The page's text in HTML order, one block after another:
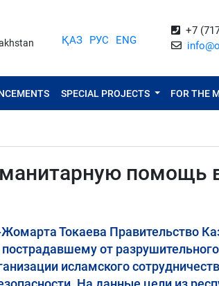
ҚАЗ РУС ENG
+7
SPECIAL PROJECTS FOR THE
помощь
Токаева Правительство
от
исламского